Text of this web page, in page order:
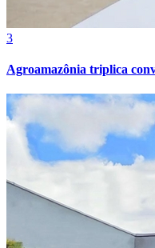
3
Agroamazônia triplica